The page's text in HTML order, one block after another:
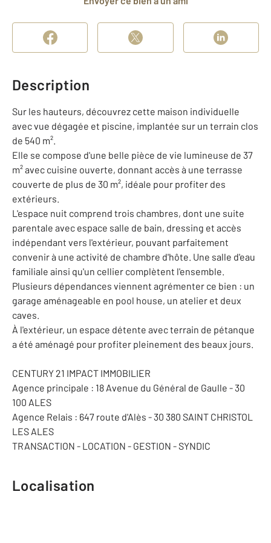
Description
Sur les hauteurs, découvrez cette maison individuelle
avec vue dégagée et piscine, implantée sur un terrain clos
de 540 m².
Elle se compose d'une belle pièce de vie lumineuse de 37
m² avec cuisine ouverte, donnant accès à une terrasse
couverte de plus de 30 m², idéale pour profiter des
extérieurs.
L'espace nuit comprend trois chambres, dont une suite
parentale avec espace salle de bain, dressing et accès
indépendant vers l'extérieur, pouvant parfaitement
convenir à une activité de chambre d'hôte. Une salle d'eau
familiale ainsi qu'un cellier complètent l'ensemble.
Plusieurs dépendances viennent agrémenter ce bien : un
garage aménageable en pool house, un atelier et deux
caves.
À l'extérieur, un espace détente avec terrain de pétanque
a été aménagé pour profiter pleinement des beaux jours.
CENTURY 21 IMPACT IMMOBILIER
Agence principale : 18 Avenue du Général de Gaulle - 30
100 ALES
Agence Relais : 647 route d'Alès - 30 380 SAINT CHRISTOL
LES ALES
TRANSACTION - LOCATION - GESTION - SYNDIC
Localisation